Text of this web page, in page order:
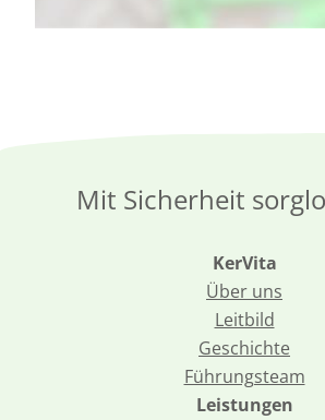
Mit Sicherheit
KerVita
Über uns
Leitbild
Geschichte
Führungsteam
Leistungen